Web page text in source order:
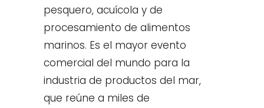
pesquero, acuícola y de
procesamiento de alimentos
marinos. Es el mayor evento
comercial del mundo para la
industria de productos del mar,
que reúne a miles de